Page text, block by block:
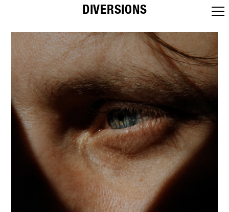
DIVERSIONS